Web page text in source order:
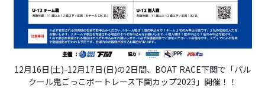
12月16日(土)-12月17日(日)の2日間、BOAT RACE下関で「パル
クール鬼ごっこボートレース下関カップ2023」開催！！